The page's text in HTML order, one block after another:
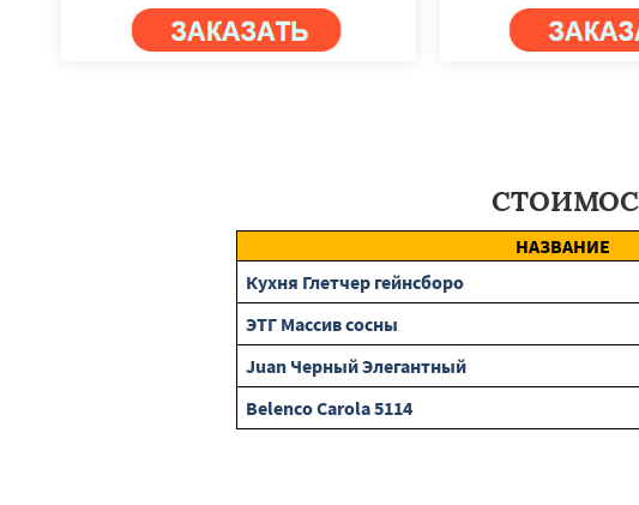
НАЗВАНИЕ
Кухня Глетчер гейнсборо
ЭТГ Массив сосны
Juan Черный Элегантный
Belenco Carola 5114